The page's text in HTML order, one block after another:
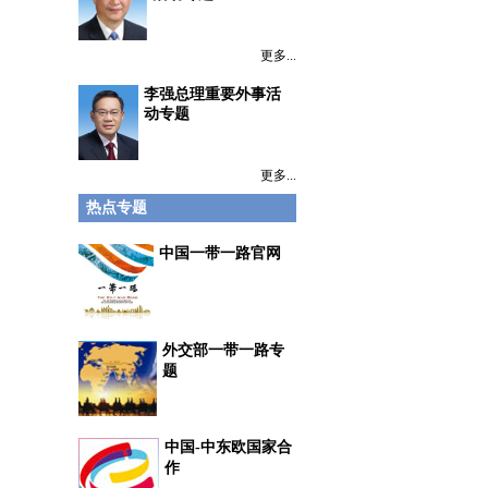
更多...
李强总理重要外事活
动专题
更多...
热点专题
中国一带一路官网
外交部一带一路专
题
中国-中东欧国家合
作